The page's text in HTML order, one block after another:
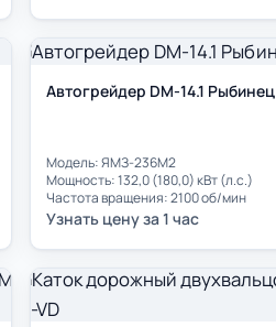
Автогрейдер DM-14.1 Рыбинец
Модель: ЯМЗ-236М2
Мощность: 132,0 (180,0) кВт (л.с.)
Частота вращения: 2100 об/мин
Узнать цену за 1 час